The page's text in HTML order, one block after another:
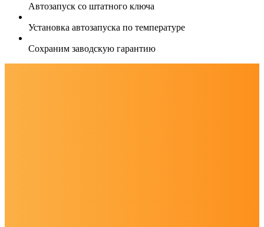
Автозапуск со штатного ключа
Установка автозапуска по температуре
Сохраним заводскую гарантию